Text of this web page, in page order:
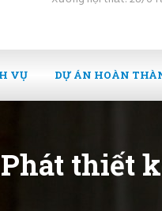
VỤ DỰ ÁN HOÀN
thiết